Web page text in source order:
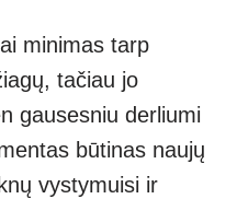
minimas tarp
tačiau jo
gausesniu derliumi
būtinas naujų
vystymuisi ir